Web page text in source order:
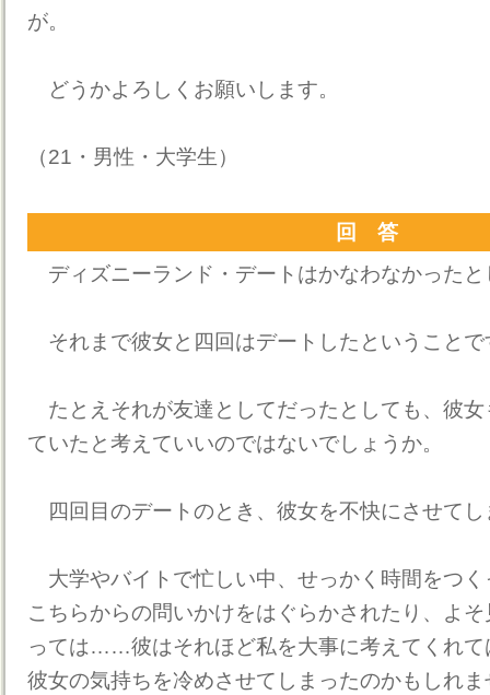
が。
どうかよろしくお願いします。
（21・男性・大学生）
回 答
ディズニーランド・デートはかなわなかったと
それまで彼女と四回はデートしたということで
たとえそれが友達としてだったとしても、彼
ていたと考えていいのではないでしょうか。
四回目のデートのとき、彼女を不快にさせて
大学やバイトで忙しい中、せっかく時間をつ
こちらからの問いかけをはぐらかされたり、よ
っては……彼はそれほど私を大事に考えてくれて
彼女の気持ちを冷めさせてしまったのかもしれま